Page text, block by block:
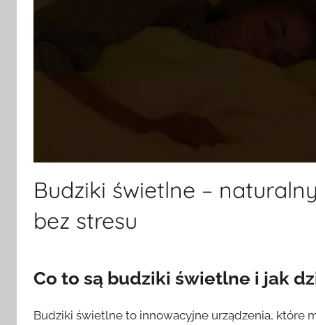
Budziki świetlne –
bez stresu
Co to są budziki świetlne i jak
Budziki świetlne to innowacyjne urządzenia, które